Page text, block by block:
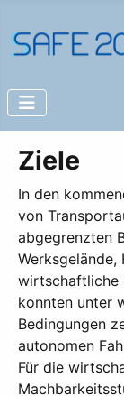
Ziele
In den
von
abgegrenzten
wirtschaftliche
konnten unter
Bedingungen
autonomen
Für die